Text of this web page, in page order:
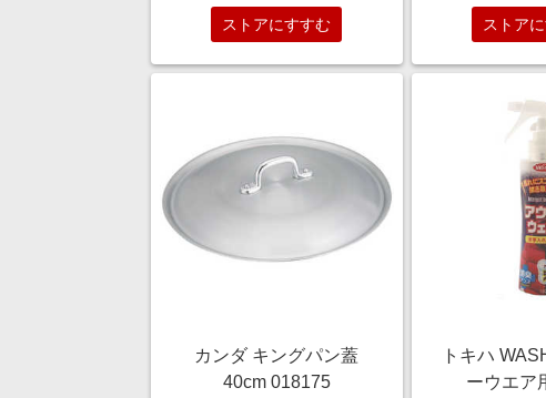
ストアにすすむ ストア
カンダ キングパン蓋
40cm 018175
トキハ
ーウエア